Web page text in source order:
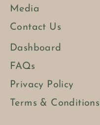
Media
Contact Us
Dashboard
FAQs
Privacy Policy
Terms & Conditions